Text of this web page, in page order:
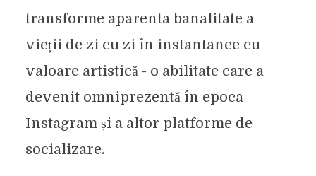
transforme aparenta banalitate a
vieții de zi cu zi în instantanee cu
valoare artistică - o abilitate care a
devenit omniprezentă în epoca
Instagram și a altor platforme de
socializare.